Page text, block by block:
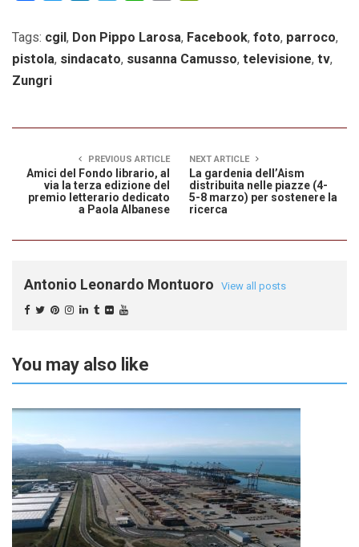
Tags: cgil, Don Pippo Larosa, Facebook, foto, parroco,
pistola, sindacato, susanna Camusso, televisione, tv,
Zungri
PREVIOUS ARTICLE
Amici del Fondo librario, al
via la terza edizione del
premio letterario dedicato
a Paola Albanese
NEXT ARTICLE
La gardenia dell’Aism
distribuita nelle piazze (4-
5-8 marzo) per sostenere la
ricerca
Antonio Leonardo Montuoro View all posts
You may also like